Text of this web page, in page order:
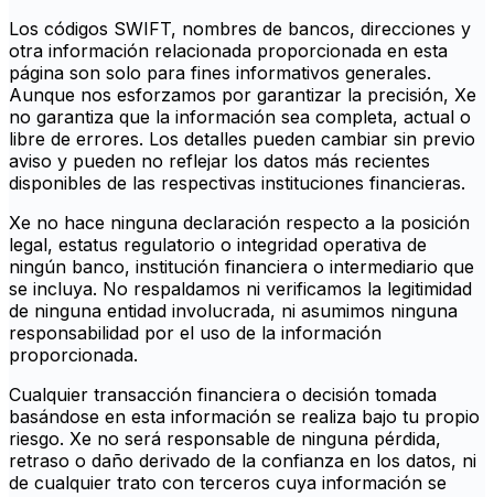
Los códigos SWIFT, nombres de bancos, direcciones y
otra información relacionada proporcionada en esta
página son solo para fines informativos generales.
Aunque nos esforzamos por garantizar la precisión, Xe
no garantiza que la información sea completa, actual o
libre de errores. Los detalles pueden cambiar sin previo
aviso y pueden no reflejar los datos más recientes
disponibles de las respectivas instituciones financieras.
Xe no hace ninguna declaración respecto a la posición
legal, estatus regulatorio o integridad operativa de
ningún banco, institución financiera o intermediario que
se incluya. No respaldamos ni verificamos la legitimidad
de ninguna entidad involucrada, ni asumimos ninguna
responsabilidad por el uso de la información
proporcionada.
Cualquier transacción financiera o decisión tomada
basándose en esta información se realiza bajo tu propio
riesgo. Xe no será responsable de ninguna pérdida,
retraso o daño derivado de la confianza en los datos, ni
de cualquier trato con terceros cuya información se